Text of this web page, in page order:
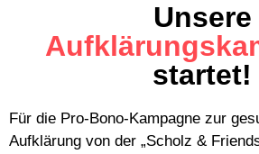
Unsere
startet!
Für die Pro-Bono-Kampagne zur
Aufklärung von der „Scholz &